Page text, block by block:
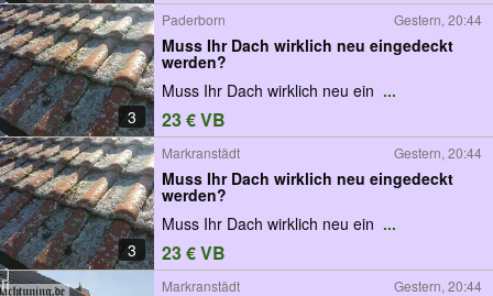
3
Paderborn Gestern, 20:44
Muss Ihr Dach wirklich neu eingedeckt
werden?
Muss Ihr Dach wirklich neu ein ...
23 € VB
3
Markranstädt Gestern, 20:44
Muss Ihr Dach wirklich neu eingedeckt
werden?
Muss Ihr Dach wirklich neu ein ...
23 € VB
Markranstädt Gestern, 20:44